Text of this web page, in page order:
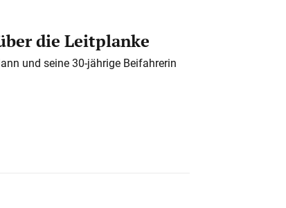
die Leitplanke
und seine 30-jährige Beifahrerin